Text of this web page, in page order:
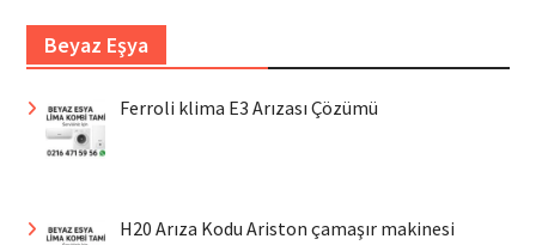
Beyaz Eşya
Ferroli klima E3 Arızası Çözümü
H20 Arıza Kodu Ariston çamaşır makinesi